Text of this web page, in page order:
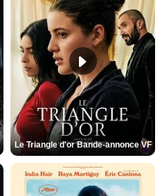
Le Triangle d'or Bande-annonce VF